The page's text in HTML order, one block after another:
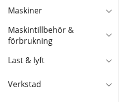
Maskiner
Maskintillbehör &
förbrukning
Last & lyft
Verkstad